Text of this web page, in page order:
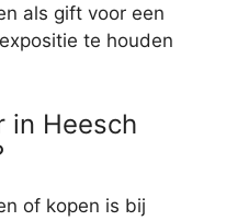
als gift voor een
te houden
in Heesch
of kopen is bij